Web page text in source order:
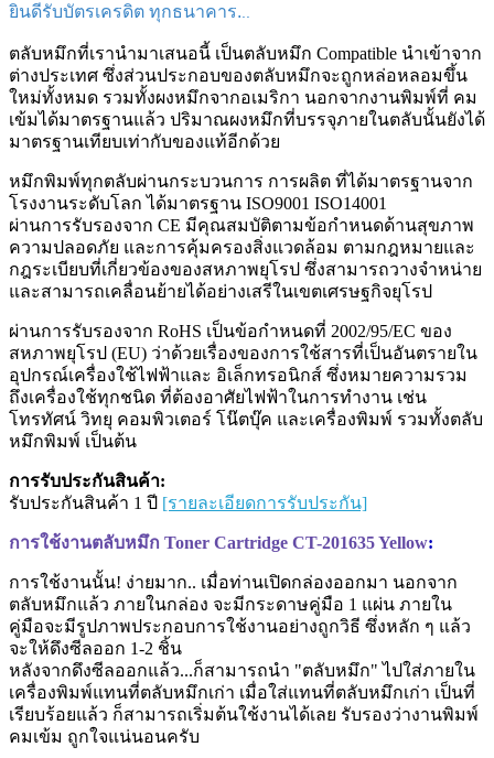
ยินดีรับบัตรเครดิต ทุกธนาคาร.
ตลับหมึกที่เรานำมาเสนอนี้ เป็นตลับหมึก Compatible นำเข้าจาก
ต่างประเทศ ซึ่งส่วนประกอบของตลับหมึกจะถูกหล่อหลอมขึ้น
ใหม่ทั้งหมด รวมทั้งผงหมึกจากอเมริกา นอกจากงานพิมพ์ที่ คม
เข้มได้มาตรฐานแล้ว ปริมาณผงหมึกที่บรรจุภายในตลับนั้นยังได้
มาตรฐานเทียบเท่ากับของแท้อีกด้วย
หมึกพิมพ์ทุกตลับผ่านกระบวนการ การผลิต ที่ได้มาตรฐานจาก
โรงงานระดับโลก ได้มาตรฐาน ISO9001 ISO14001
ผ่านการรับรองจาก CE มีคุณสมบัติตามข้อกำหนดด้านสุขภาพ
ความปลอดภัย และการคุ้มครองสิ่งแวดล้อม ตามกฎหมายและ
กฎระเบียบที่เกี่ยวข้องของสหภาพยุโรป ซึ่งสามารถวางจำหน่าย
และสามารถเคลื่อนย้ายได้อย่างเสรีในเขตเศรษฐกิจยุโรป
ผ่านการรับรองจาก RoHS เป็นข้อกำหนดที่ 2002/95/EC ของ
สหภาพยุโรป (EU) ว่าด้วยเรื่องของการใช้สารที่เป็นอันตรายใน
อุปกรณ์เครื่องใช้ไฟฟ้าและ อิเล็กทรอนิกส์ ซึ่งหมายความรวม
ถึงเครื่องใช้ทุกชนิด ที่ต้องอาศัยไฟฟ้าในการทำงาน เช่น
โทรทัศน์ วิทยุ คอมพิวเตอร์ โน๊ตบุ๊ค และเครื่องพิมพ์ รวมทั้งตลับ
หมึกพิมพ์ เป็นต้น
การรับประกันสินค้า:
รับประกันสินค้า 1 ปี [รายละเอียดการรับประกัน]
การใช้งานตลับหมึก Toner Cartridge CT-201635 Yellow:
การใช้งานนั้น! ง่ายมาก.. เมื่อท่านเปิดกล่องออกมา นอกจาก
ตลับหมึกแล้ว ภายในกล่อง จะมีกระดาษคู่มือ 1 แผ่น ภายใน
คู่มือจะมีรูปภาพประกอบการใช้งานอย่างถูกวิธี ซึ่งหลัก ๆ แล้ว
จะให้ดึงซีลออก 1-2 ชิ้น
หลังจากดึงซีลออกแล้ว...ก็สามารถนำ "ตลับหมึก" ไปใส่ภายใน
เครื่องพิมพ์แทนที่ตลับหมึกเก่า เมื่อใส่แทนที่ตลับหมึกเก่า เป็นที่
เรียบร้อยแล้ว ก็สามารถเริ่มต้นใช้งานได้เลย รับรองว่างานพิมพ์
คมเข้ม ถูกใจแน่นอนครับ